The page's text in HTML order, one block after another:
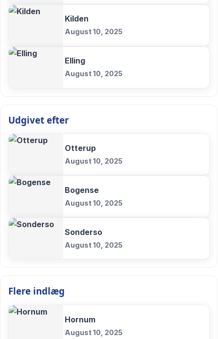
Kilden
August 10, 2025
Elling
August 10, 2025
Udgivet efter
Otterup
August 10, 2025
Bogense
August 10, 2025
Sonderso
August 10, 2025
Flere indlæg
Hornum
August 10, 2025